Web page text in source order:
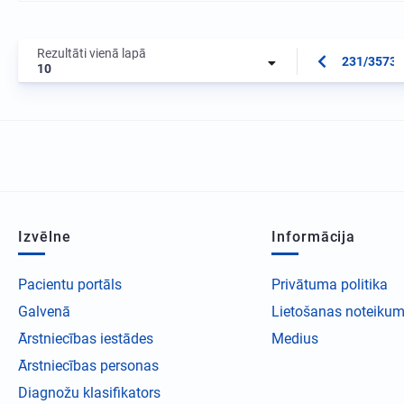
Rezultāti vienā lapā
10
231/3573
Izvēlne
Pacientu portāls
Galvenā
Ārstniecības iestādes
Ārstniecības personas
Diagnožu klasifikators
Informācija
Privātuma politika
Lietošanas
Medius